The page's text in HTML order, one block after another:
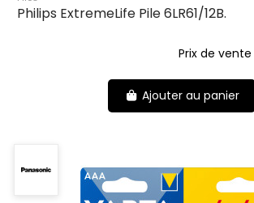
Philips ExtremeLife Pile 6LR61/12B.
Prix de
Ajouter au panier